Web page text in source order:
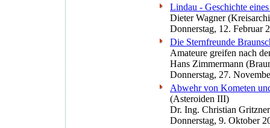
Lindau - Geschichte
Dieter Wagner
Donnerstag, 12. Februar
Die Sternfreunde
Amateure greifen nach
Hans Zimmermann
Donnerstag, 27.
Abwehr von Kometen
(Asteroiden III)
Dr. Ing. Christian
Donnerstag, 9. Oktober